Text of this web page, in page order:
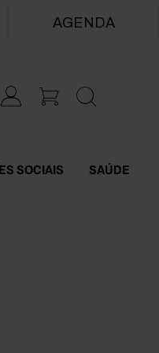
AGENDA
SOCIAIS SAÚDE